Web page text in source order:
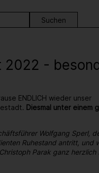
2022 -
ENDLICH wieder unser
Diesmal unter einem
Wolfgang Sperl,
Ruhestand antritt, und
Parak ganz herzlich